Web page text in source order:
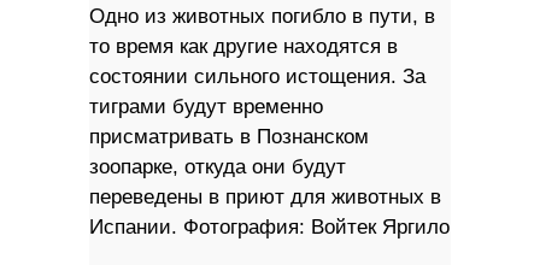
Одно из животных погибло в пути, в
то время как другие находятся в
состоянии сильного истощения. За
тиграми будут временно
присматривать в Познанском
зоопарке, откуда они будут
переведены в приют для животных в
Испании. Фотография: Войтек Яргило